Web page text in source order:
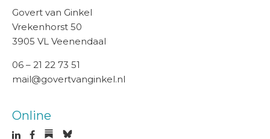
Govert van Ginkel
Vrekenhorst 50
3905 VL Veenendaal
06 – 21 22 73 51
mail@govertvanginkel.nl
Online